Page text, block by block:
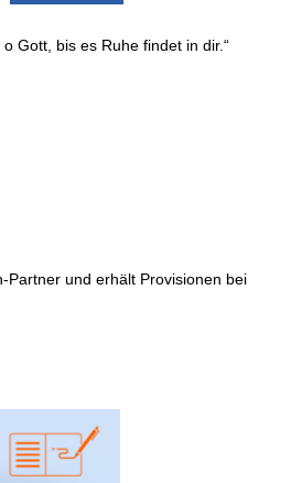
o Gott, bis es Ruhe findet in dir.“
Partner und erhält Provisionen bei